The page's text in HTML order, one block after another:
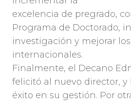
excelencia de pregrado,
Programa de Doctorado,
investigación y mejorar
internacionales.
Finalmente, el Decano
felicitó al nuevo director, y
éxito en su gestión. Por